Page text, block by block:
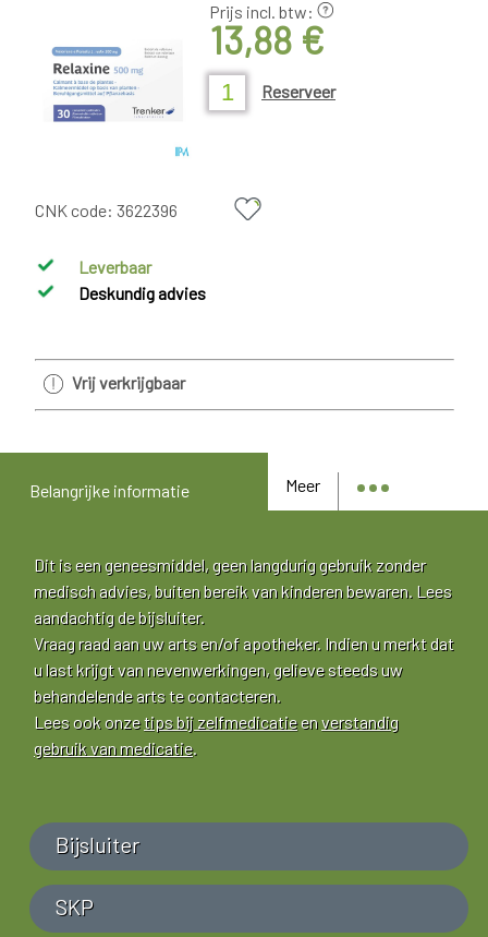
Prijs incl. btw:
13,88 €
Reserveer
CNK code: 3622396
Leverbaar
Deskundig advies
Vrij verkrijgbaar
Meer
Belangrijke informatie
Dit is een geneesmiddel, geen langdurig gebruik zonder
medisch advies, buiten bereik van kinderen bewaren. Lees
aandachtig de bijsluiter.
Vraag raad aan uw arts en/of apotheker. Indien u merkt dat
u last krijgt van nevenwerkingen, gelieve steeds uw
behandelende arts te contacteren.
Lees ook onzetips bij zelfmedicatieenverstandig
gebruik van medicatie.
Bijsluiter
SKP